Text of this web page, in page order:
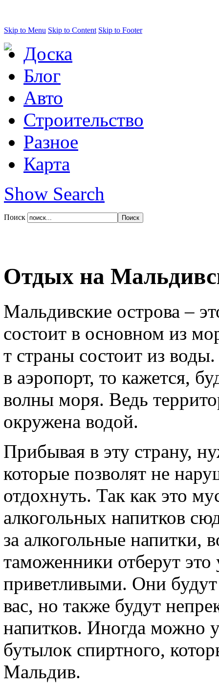
Skip to Menu Skip to Content Skip to Footer
Доска
Блог
Авто
Строительство
Разное
Карта
Show Search
Поиск
Отдых на
Мальдивские острова –
состоит в основном из
т страны состоит из
в аэропорт, то кажется,
волны моря. Ведь
окружена водой.
Прибывая в эту страну,
которые позволят не
отдохнуть. Так как это
алкогольных напитков
за алкогольные напитки,
таможенники отберут
приветливыми. Они будут
вас, но также будут
напитков. Иногда можно
бутылок спиртного,
Мальдив.